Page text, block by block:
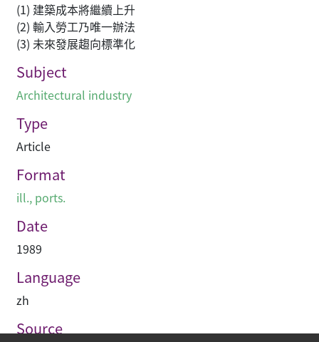
(1) 建築成本將繼續上升
(2) 輸入勞工乃唯一辦法
(3) 未來發展趨向標準化
Subject
Architectural industry
Type
Article
Format
ill., ports.
Date
1989
Language
zh
Source